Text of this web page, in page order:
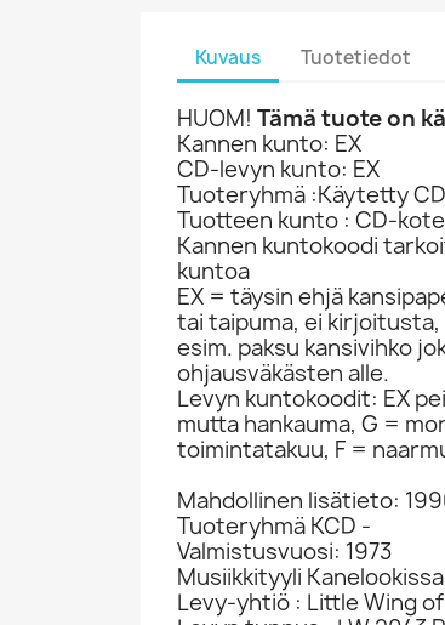
Kuvaus Tuotetiedot
HUOM! Tämä tuote on
Kannen kunto: EX
CD-levyn kunto: EX
Tuoteryhmä :Käytetty CD
Tuotteen kunto : CD-
Kannen kuntokoodi
kuntoa
EX = täysin ehjä
tai taipuma, ei
esim. paksu kansivihko
ohjausväkästen alle.
Levyn kuntokoodit: EX
mutta hankauma, G =
toimintatakuu, F =
Mahdollinen lisätieto:
Tuoteryhmä KCD -
Valmistusvuosi: 1973
Musiikkityyli
Levy-yhtiö : Little Wing